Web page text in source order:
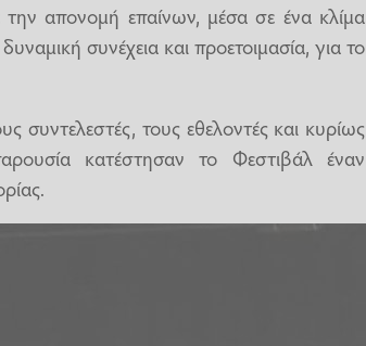
απονομή επαίνων, μέσα σε ένα κλίμα
συνέχεια και προετοιμασία, για το
συντελεστές, τους εθελοντές και κυρίως
κατέστησαν το Φεστιβάλ έναν